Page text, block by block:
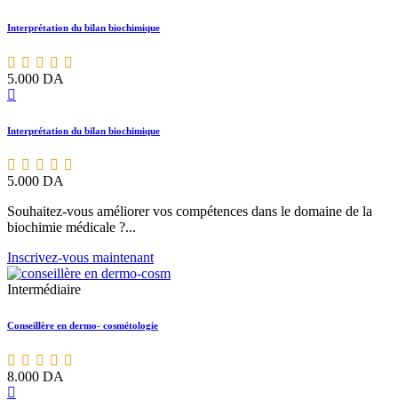
Interprétation du bilan biochimique
5.000 DA
Interprétation du bilan biochimique
5.000 DA
Souhaitez-vous améliorer vos compétences dans le domaine de la
biochimie médicale ?...
Inscrivez-vous maintenant
Intermédiaire
Conseillère en dermo- cosmétologie
8.000 DA